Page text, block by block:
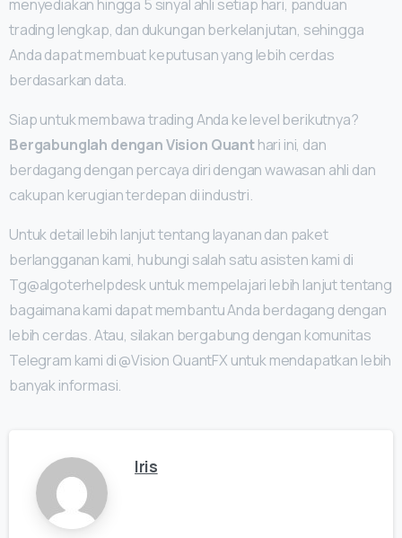
menyediakan hingga 5 sinyal ahli setiap hari, panduan
trading lengkap, dan dukungan berkelanjutan, sehingga
Anda dapat membuat keputusan yang lebih cerdas
berdasarkan data.
Siap untuk membawa trading Anda ke level berikutnya?
Bergabunglah dengan Vision Quanthari ini, dan
berdagang dengan percaya diri dengan wawasan ahli dan
cakupan kerugian terdepan di industri.
Untuk detail lebih lanjut tentang layanan dan paket
berlangganan kami, hubungi salah satu asisten kami di
Tg@algoterhelpdesk untuk mempelajari lebih lanjut tentang
bagaimana kami dapat membantu Anda berdagang dengan
lebih cerdas. Atau, silakan bergabung dengan komunitas
Telegram kami di @Vision QuantFX untuk mendapatkan lebih
banyak informasi.
Iris